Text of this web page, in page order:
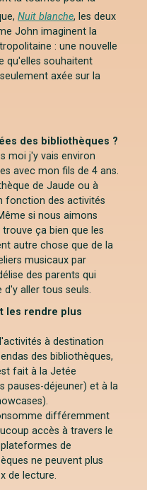
Nuit blanche, les deux
John imaginent la
: une nouvelle
qu'elles souhaitent
axée sur la
des bibliothèques ?
moi j'y vais environ
avec mon fils de 4 ans.
de Jaude ou à
fonction des activités
si nous aimons
ça bien que les
autre chose que de la
musicaux par
des parents qui
d'y aller tous seuls.
les rendre plus
à destination
des bibliothèques,
fait à la Jetée
pauses-déjeuner) et à la
différemment
accès à travers le
de
ne peuvent plus
de lecture.